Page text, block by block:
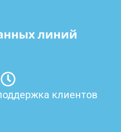
клиентов